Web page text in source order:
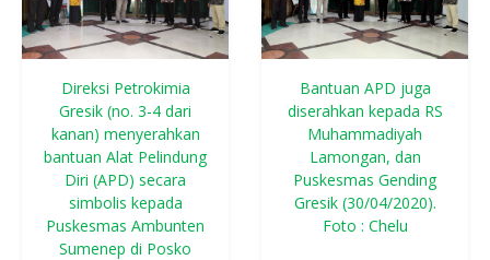
Direksi Petrokimia
Gresik (no. 3-4 dari
kanan) menyerahkan
bantuan Alat Pelindung
Diri (APD) secara
simbolis kepada
Puskesmas Ambunten
Sumenep di Posko
Bantuan APD juga
diserahkan kepada RS
Muhammadiyah
Lamongan, dan
Puskesmas Gending
Gresik (30/04/2020).
Foto : Chelu